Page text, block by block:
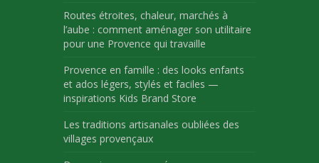
Routes étroites, chaleur, marchés à
l’aube : comment aménager son utilitaire
pour une Provence qui travaille
Provence en famille : des looks enfants
et ados légers, stylés et faciles —
inspirations Kids Brand Store
Les traditions artisanales oubliées des
villages provençaux